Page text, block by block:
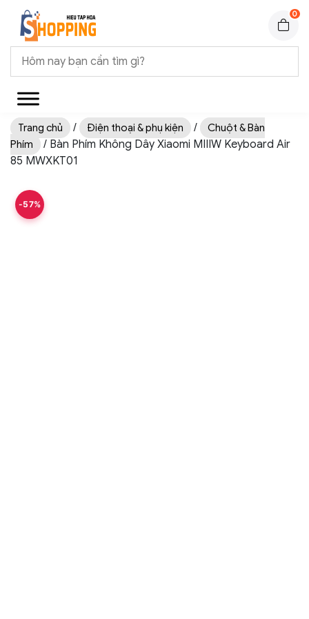
0
Trang chủ / Điện thoại & phụ kiện /
Chuột & Bàn
Phím
/ Bàn Phím Không Dây Xiaomi MIIIW Keyboard Air
85 MWXKT01
-57%